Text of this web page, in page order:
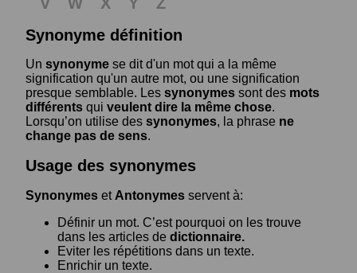
Synonyme définition
Un synonyme se dit d'un mot qui a la même
signification qu'un autre mot, ou une signification
presque semblable. Les synonymes sont des mots
différents qui veulent dire la même chose.
Lorsqu’on utilise des synonymes, la phrase ne
change pas de sens.
Usage des synonymes
Synonymes et Antonymes servent à:
Définir un mot. C’est pourquoi on les trouve
dans les articles de dictionnaire.
Eviter les répétitions dans un texte.
Enrichir un texte.